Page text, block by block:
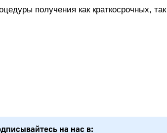
получения как краткосрочных,